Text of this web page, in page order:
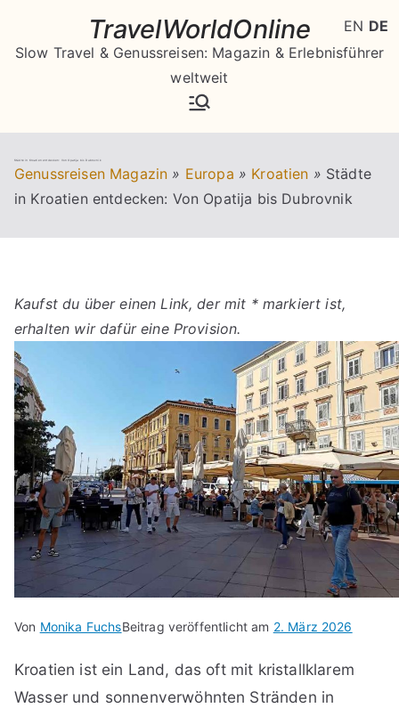
springen
TravelWorldOnline
Slow Travel & Genussreisen: Magazin & Erlebnisführer
weltweit
Städte in Kroatien entdecken: Von Opatija bis Dubrovnik
Genussreisen Magazin » Europa » Kroatien » Städte
in Kroatien entdecken: Von Opatija bis Dubrovnik
Kaufst du über einen Link, der mit * markiert ist,
erhalten wir dafür eine Provision.
Von Monika FuchsBeitrag veröffentlicht am 2. März 2026
Kroatien ist ein Land, das oft mit kristallklarem
Wasser und sonnenverwöhnten Stränden in
EN DE